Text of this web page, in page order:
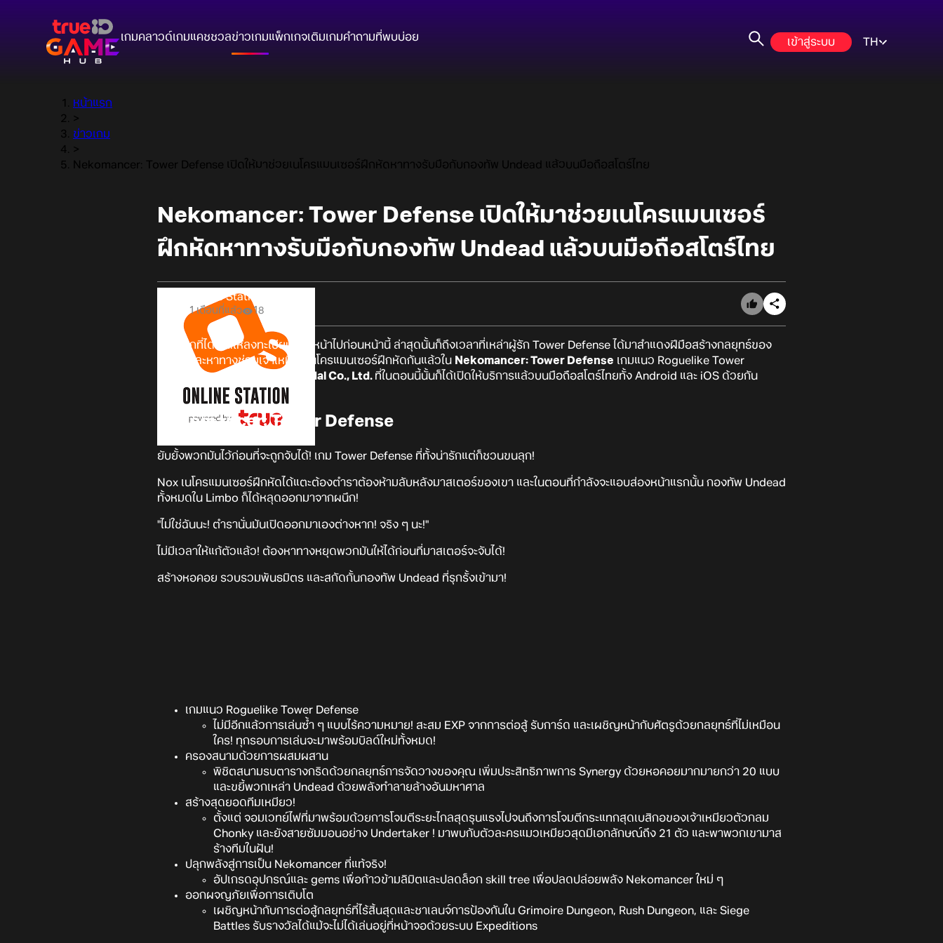
เกมคลาวด์เกมแคชชวลข่าวเกมแพ็กเกจเติมเกมคำถามที่พบบ่อย เข้าสู่ระบบ TH
หน้าแรก
>
ข่าวเกม
>
Nekomancer: Tower Defense เปิดให้มาช่วยเนโครแมนเซอร์ฝึกหัดหาทางรับมือกับกองทัพ Undead แล้วบนมือถือสโตร์ไทย
Nekomancer: Tower Defense เปิดให้มาช่วยเนโครแมนเซอร์
ฝึกหัดหาทางรับมือกับกองทัพ Undead แล้วบนมือถือสโตร์ไทย
Online Station
1 เดือนที่แล้ว 18
หลังจากที่ได้เปิดให้ลงทะเบียนล่วงหน้าไปก่อนหน้านี้ ล่าสุดนั้นก็ถึงเวลาที่เหล่าผู้รัก Tower Defense ได้มาสำแดงฝีมือสร้างกลยุทธ์ของ
ตัวเองและหาทางช่วยเจ้าเหมียวเนโครแมนเซอร์ฝึกหัดกันแล้วใน Nekomancer: Tower Defense เกมแนว Roguelike Tower
Defense จาก
Olbbaemi wa Sudal Co., Ltd. ที่ในตอนนี้นั้นก็ได้เปิดให้บริการแล้วบนมือถือสโตร์ไทยทั้ง Android และ iOS ด้วยกัน
Nekomancer: Tower Defense
ยับยั้งพวกมันไว้ก่อนที่จะถูกจับได้! เกม Tower Defense ที่ทั้งน่ารักแต่ก็ชวนขนลุก!
Nox เนโครแมนเซอร์ฝึกหัดได้แตะต้องตำราต้องห้ามลับหลังมาสเตอร์ของเขา และในตอนที่กำลังจะแอบส่องหน้าแรกนั้น กองทัพ Undead
ทั้งหมดใน Limbo ก็ได้หลุดออกมาจากผนึก!
"ไม่ใช่ฉันนะ! ตำรานั่นมันเปิดออกมาเองต่างหาก! จริง ๆ นะ!"
ไม่มีเวลาให้แก้ตัวแล้ว! ต้องหาทางหยุดพวกมันให้ได้ก่อนที่มาสเตอร์จะจับได้!
สร้างหอคอย รวบรวมพันธมิตร และสกัดกั้นกองทัพ Undead ที่รุกรั้งเข้ามา!
เกมแนว Roguelike Tower Defense
ไม่มีอีกแล้วการเล่นซ้ำ ๆ แบบไร้ความหมาย! สะสม EXP จากการต่อสู้ รับการ์ด และเผชิญหน้ากับศัตรูด้วยกลยุทธ์ที่ไม่เหมือน
ใคร! ทุกรอบการเล่นจะมาพร้อมบิลด์ใหม่ทั้งหมด!
ครองสนามด้วยการผสมผสาน
พิชิตสนามรบตารางกริดด้วยกลยุทธ์การจัดวางของคุณ เพิ่มประสิทธิภาพการ Synergy ด้วยหอคอยมากมายกว่า 20 แบบ
และขยี้พวกเหล่า Undead ด้วยพลังทำลายล้างอันมหาศาล
สร้างสุดยอดทีมเหมียว!
ตั้งแต่ จอมเวทย์ไฟที่มาพร้อมด้วยการโจมตีระยะไกลสุดรุนแรงไปจนถึงการโจมตีกระแทกสุดเบสิกอของเจ้าเหมียวตัวกลม
Chonky และยังสายซัมมอนอย่าง Undertaker ! มาพบกับตัวละครแมวเหมียวสุดมีเอกลักษณ์ถึง 21 ตัว และพาพวกเขามาส
ร้างทีมในฝัน!
ปลุกพลังสู่การเป็น Nekomancer ที่แท้จริง!
อัปเกรดอุปกรณ์และ gems เพื่อก้าวข้ามลิมิตและปลดล็อก skill tree เพื่อปลดปล่อยพลัง Nekomancer ใหม่ ๆ
ออกผจญภัยเพื่อการเติบโต
เผชิญหน้ากับการต่อสู้กลยุทธ์ที่ไร้สิ้นสุดและชาเลนจ์การป้องกันใน Grimoire Dungeon, Rush Dungeon, และ Siege
Battles รับรางวัลได้แม้จะไม่ได้เล่นอยู่ที่หน้าจอด้วยระบบ Expeditions